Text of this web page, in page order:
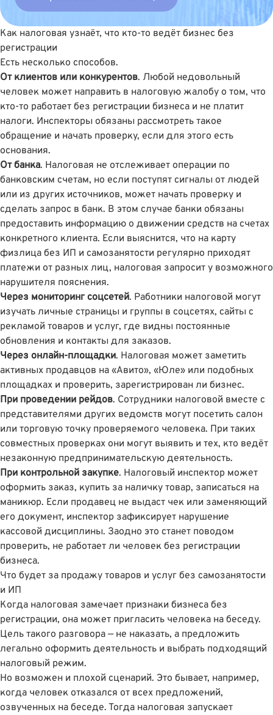
Как налоговая узнаёт, что кто-то ведёт бизнес без
регистрации
Есть несколько способов.
От клиентов или конкурентов. Любой недовольный
человек может направить в налоговую жалобу о том, что
кто-то работает без регистрации бизнеса и не платит
налоги. Инспекторы обязаны рассмотреть такое
обращение и начать проверку, если для этого есть
основания.
От банка. Налоговая не отслеживает операции по
банковским счетам, но если поступят сигналы от людей
или из других источников, может начать проверку и
сделать запрос в банк. В этом случае банки обязаны
предоставить информацию о движении средств на счетах
конкретного клиента. Если выяснится, что на карту
физлица без ИП и самозанятости регулярно приходят
платежи от разных лиц, налоговая запросит у возможного
нарушителя пояснения.
Через мониторинг соцсетей. Работники налоговой могут
изучать личные страницы и группы в соцсетях, сайты с
рекламой товаров и услуг, где видны постоянные
обновления и контакты для заказов.
Через онлайн-площадки. Налоговая может заметить
активных продавцов на «Авито», «Юле» или подобных
площадках и проверить, зарегистрирован ли бизнес.
При проведении рейдов. Сотрудники налоговой вместе с
представителями других ведомств могут посетить салон
или торговую точку проверяемого человека. При таких
совместных проверках они могут выявить и тех, кто ведёт
незаконную предпринимательскую деятельность.
При контрольной закупке. Налоговый инспектор может
оформить заказ, купить за наличку товар, записаться на
маникюр. Если продавец не выдаст чек или заменяющий
его документ, инспектор зафиксирует нарушение
кассовой дисциплины. Заодно это станет поводом
проверить, не работает ли человек без регистрации
бизнеса.
Что будет за продажу товаров и услуг без самозанятости
и ИП
Когда налоговая замечает признаки бизнеса без
регистрации, она может пригласить человека на беседу.
Цель такого разговора — не наказать, а предложить
легально оформить деятельность и выбрать подходящий
налоговый режим.
Но возможен и плохой сценарий. Это бывает, например,
когда человек отказался от всех предложений,
озвученных на беседе. Тогда налоговая запускает